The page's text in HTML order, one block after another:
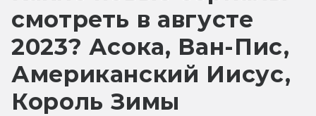
смотреть в августе
2023? Асока, Ван-Пис,
Американский Иисус,
Король Зимы